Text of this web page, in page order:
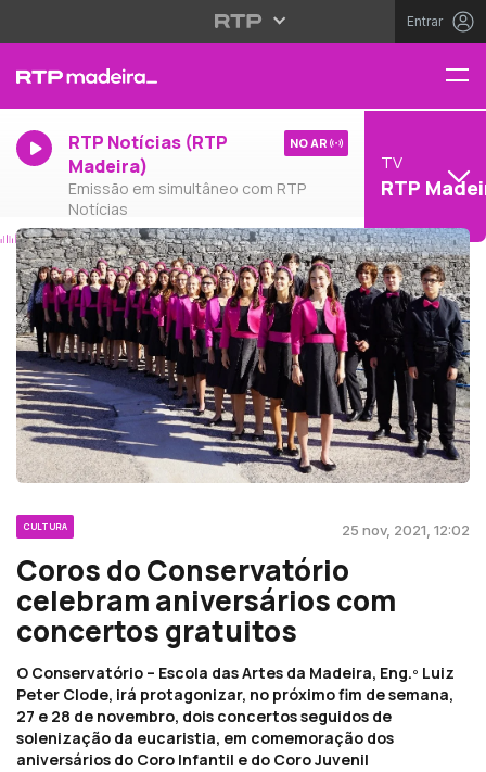
Entrar
RTP Notícias (RTP
Madeira)
Emissão em simultâneo com RTP
Notícias
NO AR
TV
RTP
CULTURA 25 nov, 2021, 12:02
Coros do Conservatório
celebram aniversários com
concertos gratuitos
O Conservatório – Escola das Artes da Madeira, Eng.º Luiz
Peter Clode, irá protagonizar, no próximo fim de semana,
27 e 28 de novembro, dois concertos seguidos de
solenização da eucaristia, em comemoração dos
aniversários do Coro Infantil e do Coro Juvenil